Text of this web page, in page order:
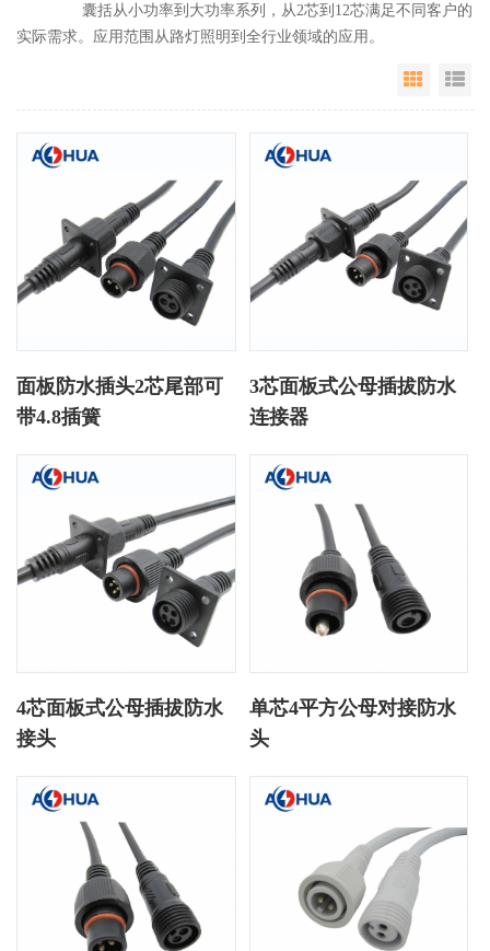
囊括从小功率到大功率系列，从2芯到12芯满足不同客户的
实际需求。应用范围从路灯照明到全行业领域的应用。
Grid
面板防水插头2芯尾部可
带4.8插簧
3芯面板式公母插拔防水
连接器
4芯面板式公母插拔防水
接头
单芯4平方公母对接防水
头